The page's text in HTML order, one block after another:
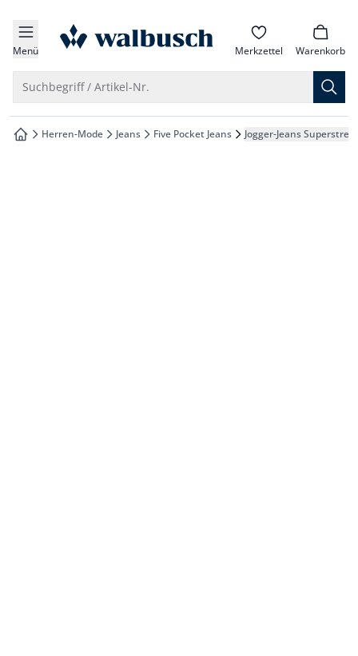
springen
springen
springen
springen
Menü zur Startseite Merkzettel Warenkorb
Suchbegriff / Artikel-Nr.
zur Startseite
Herren-Mode Jeans Five Pocket Jeans Jogger-Jeans